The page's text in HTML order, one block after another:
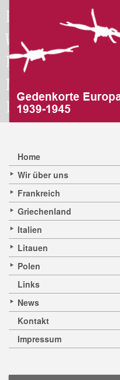
Home
Wir über uns
Frankreich
Griechenland
Italien
Litauen
Polen
Links
News
Kontakt
Impressum